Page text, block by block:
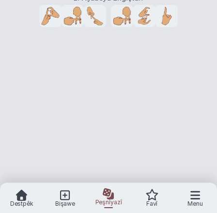
Destpêk Bişawe Peşnîyazî Favî Menu